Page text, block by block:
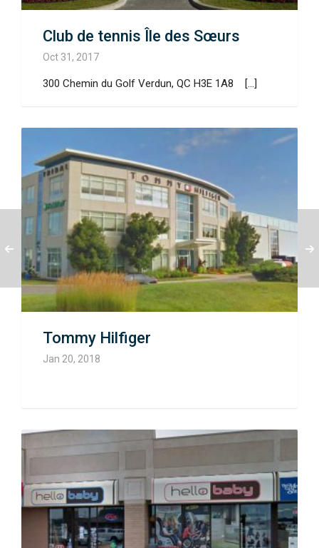
Club de tennis Île des Sœurs
Oct 31, 2017
300 Chemin du Golf Verdun, QC H3E 1A8 [...]
Tommy Hilfiger
Jan 20, 2018